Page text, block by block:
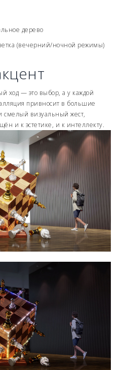
дерево
(вечерний/ночной режимы)
ход — это выбор, а у каждой
привносит в большие
смелый визуальный жест,
и к эстетике, и к интеллекту.